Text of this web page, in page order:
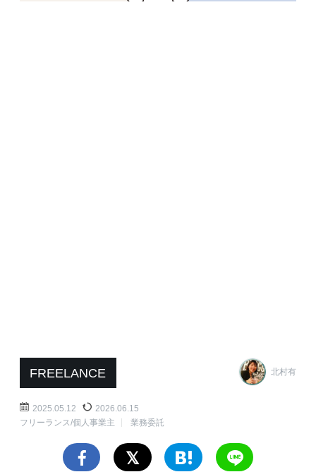
FREELANCE 北村有
2025.05.12
2026.06.15
フリーランス/個人事業主
業務委託